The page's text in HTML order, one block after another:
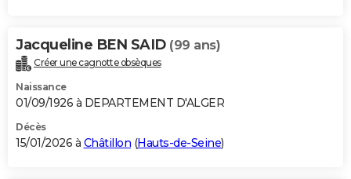
Jacqueline BEN SAID (99 ans)
Créer une cagnotte obsèques
Naissance
01/09/1926 à DEPARTEMENT D'ALGER
Décès
15/01/2026 à Châtillon (Hauts-de-Seine)